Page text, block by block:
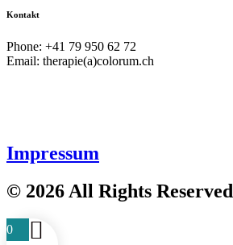
Kontakt
Phone: +41 79 950 62 72
Email: therapie(a)colorum.ch
Impressum
© 2026 All Rights Reserved
0